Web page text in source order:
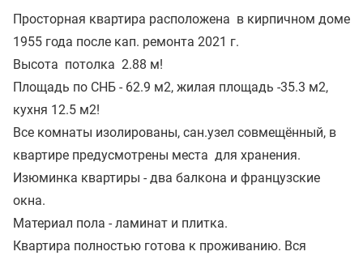
Просторная квартира расположена в кирпичном доме
1955 года после кап. ремонта 2021 г.
Высота потолка 2.88 м!
Площадь по СНБ - 62.9 м2, жилая площадь -35.3 м2,
кухня 12.5 м2!
Все комнаты изолированы, сан.узел совмещённый, в
квартире предусмотрены места для хранения.
Изюминка квартиры - два балкона и французские
окна.
Материал пола - ламинат и плитка.
Квартира полностью готова к проживанию. Вся